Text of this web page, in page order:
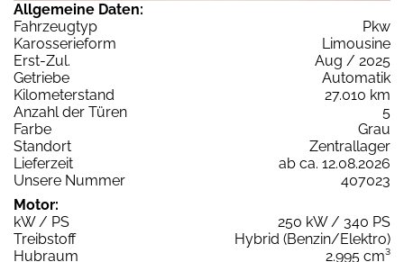
Allgemeine Daten:
Fahrzeugtyp
Pkw
Karosserieform
Limousine
Erst-Zul.
Aug / 2025
Getriebe
Automatik
Kilometerstand
27.010 km
Anzahl der Türen
5
Farbe
Grau
Standort
Zentrallager
Lieferzeit
ab ca. 12.08.2026
Unsere Nummer
407023
Motor:
kW / PS
250 kW / 340 PS
Treibstoff
Hybrid (Benzin/Elektro)
Hubraum
2.995 cm³